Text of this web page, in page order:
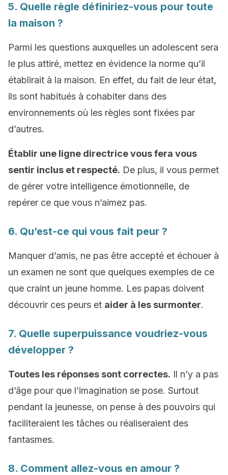
5. Quelle règle définiriez-vous pour toute
la maison ?
Parmi les questions auxquelles un adolescent sera
le plus attiré, mettez en évidence la norme qu’il
établirait à la maison. En effet, du fait de leur état,
ils sont habitués à cohabiter dans des
environnements où les règles sont fixées par
d’autres.
Établir une ligne directrice vous fera vous
sentir inclus et respecté. De plus, il vous permet
de gérer votre intelligence émotionnelle, de
repérer ce que vous n’aimez pas.
6. Qu’est-ce qui vous fait peur ?
Manquer d’amis, ne pas être accepté et échouer à
un examen ne sont que quelques exemples de ce
que craint un jeune homme. Les papas doivent
découvrir ces peurs et aider à les surmonter.
7. Quelle superpuissance voudriez-vous
développer ?
Toutes les réponses sont correctes. Il n’y a pas
d’âge pour que l’imagination se pose. Surtout
pendant la jeunesse, on pense à des pouvoirs qui
faciliteraient les tâches ou réaliseraient des
fantasmes.
8. Comment allez-vous en amour ?